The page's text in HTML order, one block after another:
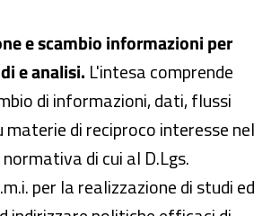
e scambio informazioni per
e analisi. L'intesa comprende
di informazioni, dati, flussi
di reciproco interesse nel
di cui al D.Lgs.
per la realizzazione di studi ed